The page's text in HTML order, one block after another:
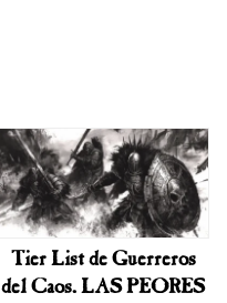
Tier List de Guerreros
del Caos. LAS PEORES